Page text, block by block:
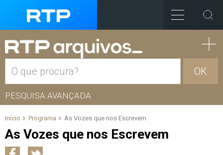
OK
PESQUISA AVANÇADA
Início Programa As Vozes que nos Escrevem
As Vozes que nos Escrevem